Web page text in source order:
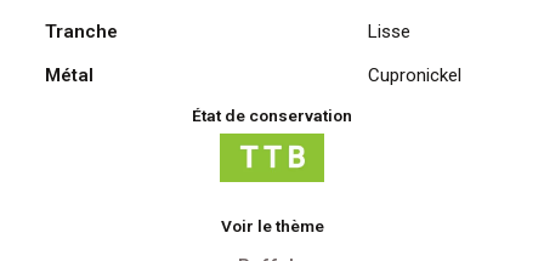
Tranche
Lisse
Métal
Cupronickel
État de conservation
Voir le thème